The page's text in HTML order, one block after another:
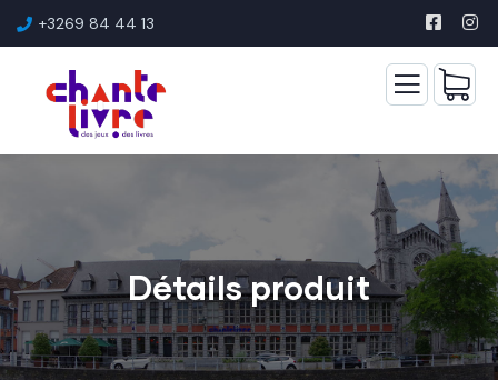
+3269 84 44 13
Détails produit